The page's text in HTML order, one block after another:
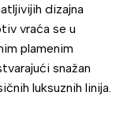
dizajna
vraća se u
plamenim
snažan
luksuznih linija.